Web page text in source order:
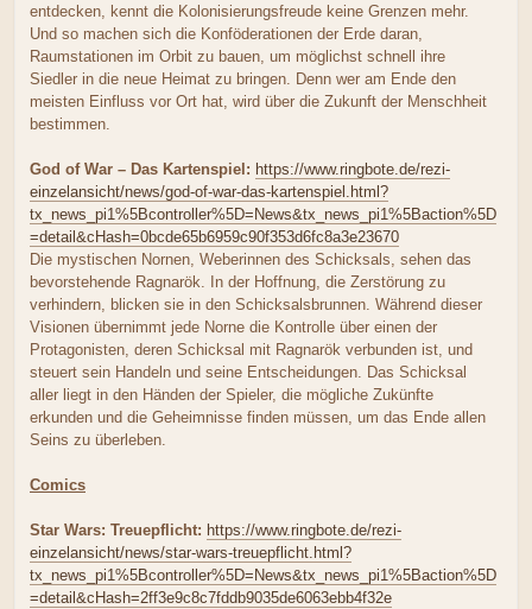
entdecken, kennt die Kolonisierungsfreude keine Grenzen mehr.
Und so machen sich die Konföderationen der Erde daran,
Raumstationen im Orbit zu bauen, um möglichst schnell ihre
Siedler in die neue Heimat zu bringen. Denn wer am Ende den
meisten Einfluss vor Ort hat, wird über die Zukunft der Menschheit
bestimmen.
God of War – Das Kartenspiel: https://www.ringbote.de/rezi-
einzelansicht/news/god-of-war-das-kartenspiel.html?
tx_news_pi1%5Bcontroller%5D=News&tx_news_pi1%5Baction%5D
=detail&cHash=0bcde65b6959c90f353d6fc8a3e23670
Die mystischen Nornen, Weberinnen des Schicksals, sehen das
bevorstehende Ragnarök. In der Hoffnung, die Zerstörung zu
verhindern, blicken sie in den Schicksalsbrunnen. Während dieser
Visionen übernimmt jede Norne die Kontrolle über einen der
Protagonisten, deren Schicksal mit Ragnarök verbunden ist, und
steuert sein Handeln und seine Entscheidungen. Das Schicksal
aller liegt in den Händen der Spieler, die mögliche Zukünfte
erkunden und die Geheimnisse finden müssen, um das Ende allen
Seins zu überleben.
Comics
Star Wars: Treuepflicht: https://www.ringbote.de/rezi-
einzelansicht/news/star-wars-treuepflicht.html?
tx_news_pi1%5Bcontroller%5D=News&tx_news_pi1%5Baction%5D
=detail&cHash=2ff3e9c8c7fddb9035de6063ebb4f32e